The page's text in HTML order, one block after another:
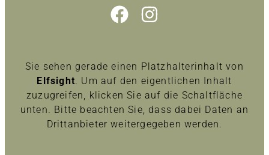
Sie sehen gerade einen Platzhalterinhalt von
Elfsight. Um auf den eigentlichen Inhalt
zuzugreifen, klicken Sie auf die Schaltfläche
unten. Bitte beachten Sie, dass dabei Daten an
Drittanbieter weitergegeben werden.